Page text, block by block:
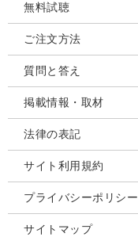
無料試聴
ご注文方法
質問と答え
掲載情報・取材
法律の表記
サイト利用規約
プライバシーポリシー
サイトマップ